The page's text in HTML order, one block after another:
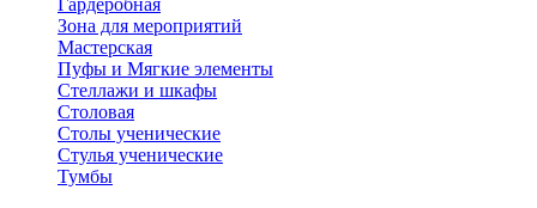
Гардеробная
Зона для мероприятий
Мастерская
Пуфы и Мягкие элементы
Стеллажи и шкафы
Столовая
Столы ученические
Стулья ученические
Тумбы